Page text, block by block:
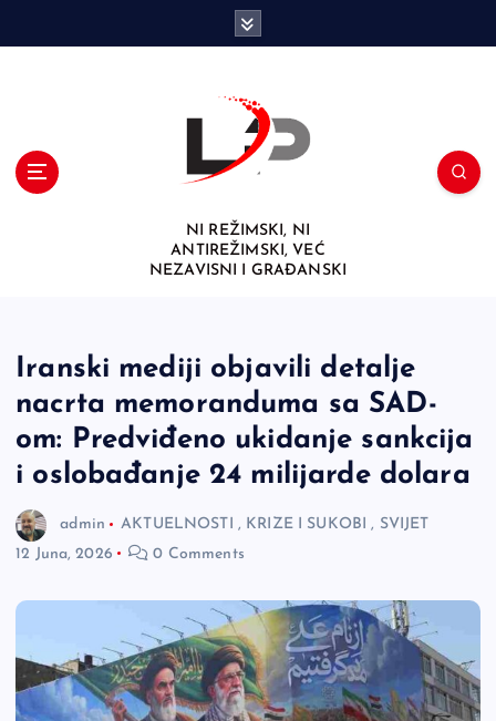
NI REŽIMSKI, NI
ANTIREŽIMSKI, VEĆ
NEZAVISNI I GRAĐANSKI
Iranski mediji objavili detalje
nacrta memoranduma sa SAD-
om: Predviđeno ukidanje sankcija
i oslobađanje 24 milijarde dolara
admin AKTUELNOSTI , KRIZE I SUKOBI , SVIJET
12 Juna, 2026
0 Comments